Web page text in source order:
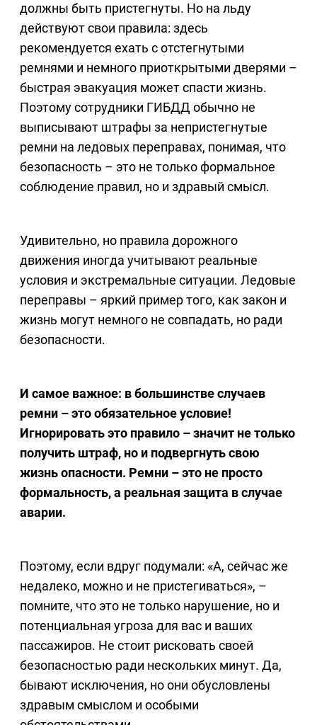
должны быть пристегнуты. Но на льду
действуют свои правила: здесь
рекомендуется ехать с отстегнутыми
ремнями и немного приоткрытыми дверями –
быстрая эвакуация может спасти жизнь.
Поэтому сотрудники ГИБДД обычно не
выписывают штрафы за непристегнутые
ремни на ледовых переправах, понимая, что
безопасность – это не только формальное
соблюдение правил, но и здравый смысл.
Удивительно, но правила дорожного
движения иногда учитывают реальные
условия и экстремальные ситуации. Ледовые
переправы – яркий пример того, как закон и
жизнь могут немного не совпадать, но ради
безопасности.
И самое важное: в большинстве случаев
ремни – это обязательное условие!
Игнорировать это правило – значит не только
получить штраф, но и подвергнуть свою
жизнь опасности. Ремни – это не просто
формальность, а реальная защита в случае
аварии.
Поэтому, если вдруг подумали: «А, сейчас же
недалеко, можно и не пристегиваться», –
помните, что это не только нарушение, но и
потенциальная угроза для вас и ваших
пассажиров. Не стоит рисковать своей
безопасностью ради нескольких минут. Да,
бывают исключения, но они обусловлены
здравым смыслом и особыми